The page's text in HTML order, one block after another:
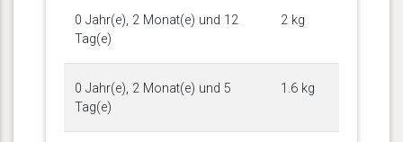
0 Jahr(e), 2 Monat(e) und 12
Tag(e)
2 kg
0 Jahr(e), 2 Monat(e) und 5
Tag(e)
1.6 kg